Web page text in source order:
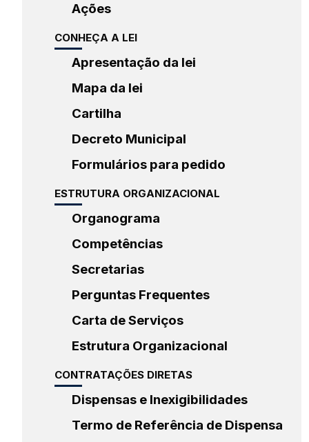
Ações
CONHEÇA A LEI
Apresentação da lei
Mapa da lei
Cartilha
Decreto Municipal
Formulários para pedido
ESTRUTURA ORGANIZACIONAL
Organograma
Competências
Secretarias
Perguntas Frequentes
Carta de Serviços
Estrutura Organizacional
CONTRATAÇÕES DIRETAS
Dispensas e Inexigibilidades
Termo de Referência de Dispensa